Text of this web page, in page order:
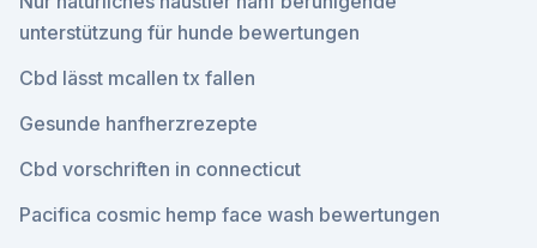
unterstützung für hunde bewertungen
Cbd lässt mcallen tx fallen
Gesunde hanfherzrezepte
Cbd vorschriften in connecticut
Pacifica cosmic hemp face wash bewertungen